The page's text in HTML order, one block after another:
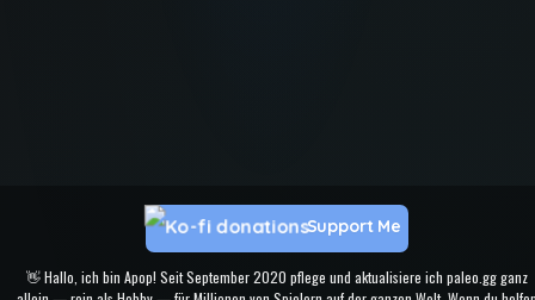
👋 Hallo, ich bin Apop! Seit September 2020 pflege und aktualisiere ich paleo.gg ganz
Support Me